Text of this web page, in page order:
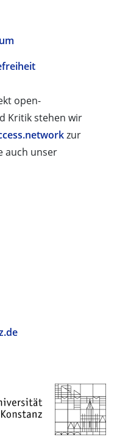
open-
Kritik stehen wir
zur
auch unser